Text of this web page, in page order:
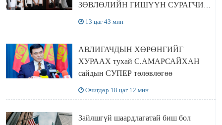
ЗӨВЛӨЛИЙН ГИШҮҮН СУРАГЧИД
13 цаг 43 мин
АВЛИГАЧДЫН ХӨРӨНГИЙГ
ХУРААХ тухай С.АМАРСАЙХАН
сайдын СУПЕР төлөвлөгөө
Өчигдөр 18 цаг 12 мин
Зайлшгүй шаардлагатай биш бол